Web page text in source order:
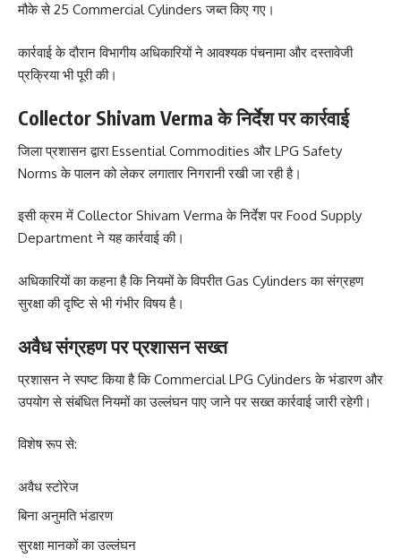
मौके से 25 Commercial Cylinders जब्त किए गए।
कार्रवाई के दौरान विभागीय अधिकारियों ने आवश्यक पंचनामा और दस्तावेजी
प्रक्रिया भी पूरी की।
Collector Shivam Verma के निर्देश पर कार्रवाई
जिला प्रशासन द्वारा Essential Commodities और LPG Safety
Norms के पालन को लेकर लगातार निगरानी रखी जा रही है।
इसी क्रम में Collector Shivam Verma के निर्देश पर Food Supply
Department ने यह कार्रवाई की।
अधिकारियों का कहना है कि नियमों के विपरीत Gas Cylinders का संग्रहण
सुरक्षा की दृष्टि से भी गंभीर विषय है।
अवैध संग्रहण पर प्रशासन सख्त
प्रशासन ने स्पष्ट किया है कि Commercial LPG Cylinders के भंडारण और
उपयोग से संबंधित नियमों का उल्लंघन पाए जाने पर सख्त कार्रवाई जारी रहेगी।
विशेष रूप से:
अवैध स्टोरेज
बिना अनुमति भंडारण
सुरक्षा मानकों का उल्लंघन